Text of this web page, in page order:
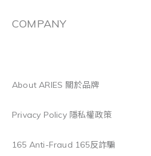
COMPANY
About ARIES 關於品牌
Privacy Policy 隱私權政策
165 Anti-Fraud 165反詐騙